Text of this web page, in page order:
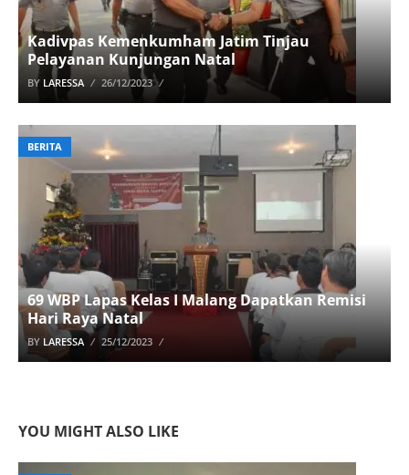
Kadivpas Kemenkumham Jatim Tinjau
Pelayanan Kunjungan Natal
BY LARESSA 26/12/2023
BERITA
69 WBP Lapas Kelas I Malang Dapatkan Remisi
Hari Raya Natal
BY LARESSA 25/12/2023
YOU MIGHT ALSO LIKE